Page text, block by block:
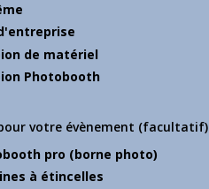
de matériel
Photobooth
votre évènement (facultatif)
pro (borne photo)
à étincelles